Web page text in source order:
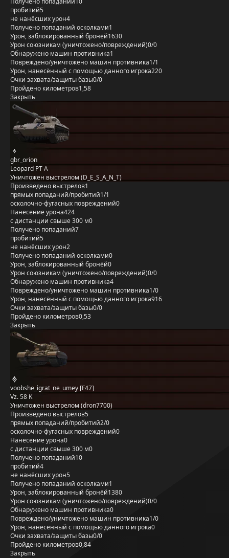
пробитий5
не нанёсших урон4
Получено попаданий осколками1
Урон, заблокированный бронёй1630
Урон союзникам (уничтожено/повреждений)0/0
Обнаружено машин противника1
Повреждено/уничтожено машин противника1/1
Урон, нанесённый с помощью данного игрока220
Очки захвата/защиты базы0/0
Пройдено километров1,58
Закрыть
gbr_orion
Leopard PT A
Уничтожен выстрелом (D_E_S_A_N_T)
Произведено выстрелов1
прямых попаданий/пробитий1/1
осколочно-фугасных повреждений0
Нанесение урона424
с дистанции свыше 300 м0
Получено попаданий7
пробитий5
не нанёсших урон2
Получено попаданий осколками0
Урон, заблокированный бронёй0
Урон союзникам (уничтожено/повреждений)0/0
Обнаружено машин противника4
Повреждено/уничтожено машин противника1/0
Урон, нанесённый с помощью данного игрока916
Очки захвата/защиты базы0/0
Пройдено километров0,53
Закрыть
voobshe_igrat_ne_umey [F47]
Vz. 58 K
Уничтожен выстрелом (dron7700)
Произведено выстрелов5
прямых попаданий/пробитий2/0
осколочно-фугасных повреждений0
Нанесение урона0
с дистанции свыше 300 м0
Получено попаданий10
пробитий4
не нанёсших урон5
Получено попаданий осколками1
Урон, заблокированный бронёй1380
Урон союзникам (уничтожено/повреждений)0/0
Обнаружено машин противника0
Повреждено/уничтожено машин противника1/0
Урон, нанесённый с помощью данного игрока0
Очки захвата/защиты базы0/0
Пройдено километров0,84
Закрыть